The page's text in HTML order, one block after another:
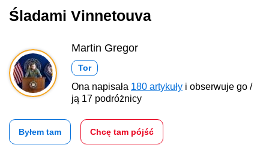
Śladami Vinnetouva
Martin Gregor
Tor
Ona napisała 180 artykuły i obserwuje go /
ją 17 podróżnicy
Byłem tam Chcę tam pójść